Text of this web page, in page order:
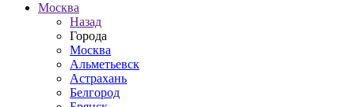
Москва
Назад
Города
Москва
Альметьевск
Астрахань
Белгород